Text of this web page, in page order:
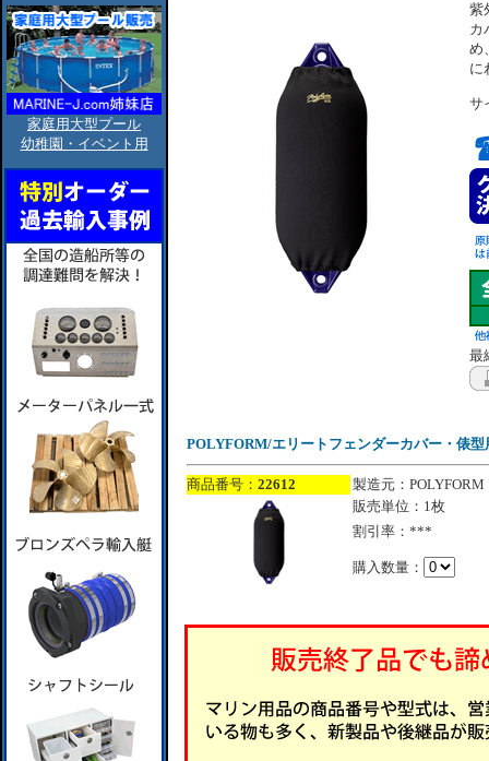
家庭用大型プール
幼稚園・イベント用
紫
カ
め
に
サ
最
POLYFORM/エリートフェンダーカバー・俵型
商品番号： 22612
製造元：POLYFORM
販売単位：1枚
割引率：***
購入数量：